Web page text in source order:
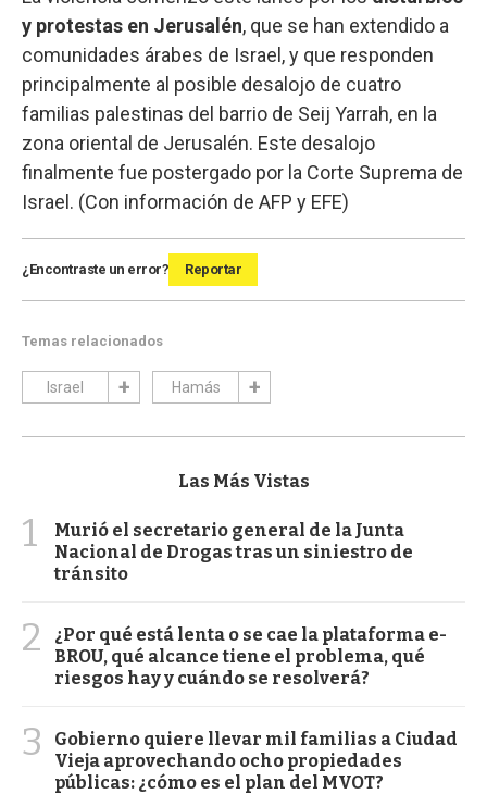
y protestas en Jerusalén, que se han extendido a
comunidades árabes de Israel, y que responden
principalmente al posible desalojo de cuatro
familias palestinas del barrio de Seij Yarrah, en la
zona oriental de Jerusalén. Este desalojo
finalmente fue postergado por la Corte Suprema de
Israel. (Con información de AFP y EFE)
¿Encontraste un error? Reportar
Temas relacionados
Israel Hamás
Las Más Vistas
1
Murió el secretario general de la Junta
Nacional de Drogas tras un siniestro de
tránsito
2
¿Por qué está lenta o se cae la plataforma e-
BROU, qué alcance tiene el problema, qué
riesgos hay y cuándo se resolverá?
3
Gobierno quiere llevar mil familias a Ciudad
Vieja aprovechando ocho propiedades
públicas: ¿cómo es el plan del MVOT?